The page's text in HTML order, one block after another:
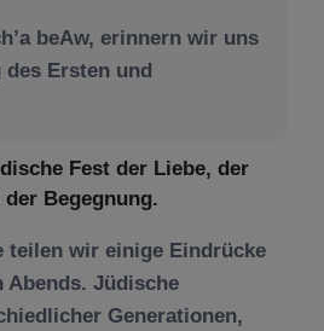
beAw, erinnern wir uns
Ersten und
Fest der Liebe, der
Begegnung.
teilen wir einige Eindrücke
Abends. Jüdische
Generationen,